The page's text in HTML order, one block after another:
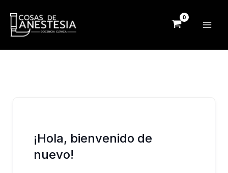
contenido
¡Hola, bienvenido de
nuevo!